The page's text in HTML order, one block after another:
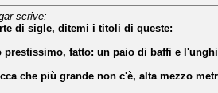
scrive:
di sigle, ditemi i titoli di queste:
prestissimo, fatto: un paio di baffi e
che più grande non c'è, alta mezzo